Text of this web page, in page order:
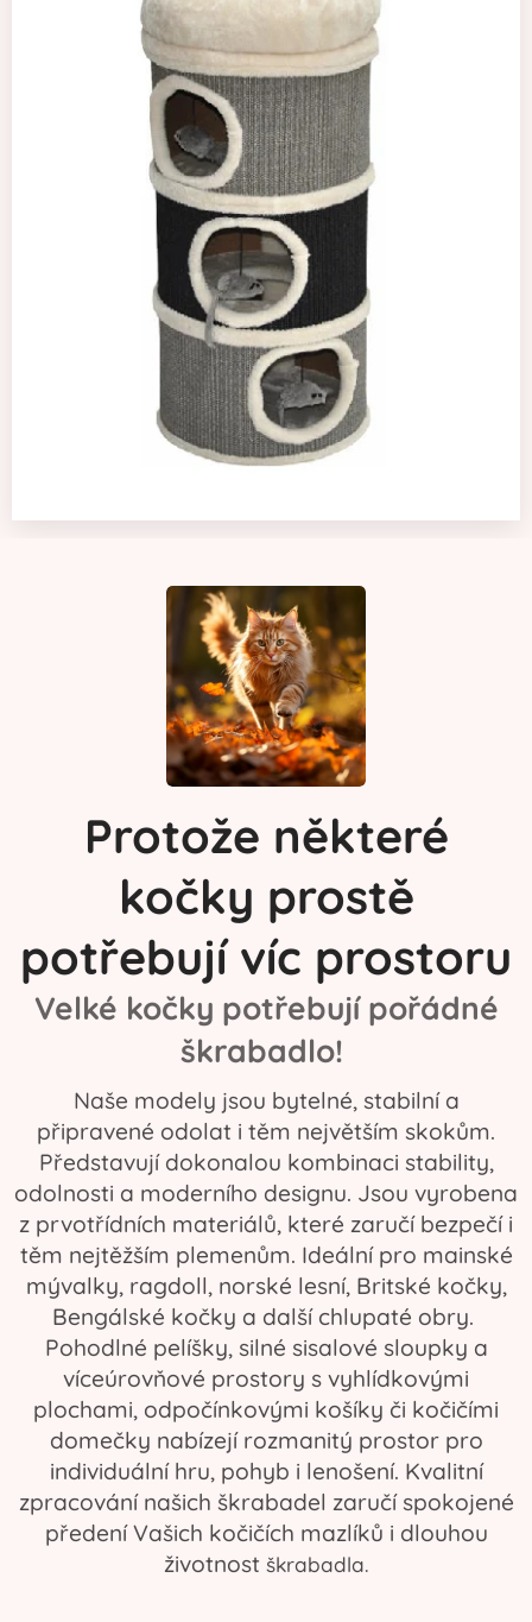
Protože některé
kočky prostě
potřebují víc prostoru
Velké kočky potřebují pořádné
škrabadlo!
Naše modely jsou bytelné, stabilní a
připravené odolat i těm největším skokům.
Představují dokonalou kombinaci stability,
odolnosti a moderního designu. Jsou vyrobena
z prvotřídních materiálů, které zaručí bezpečí i
těm nejtěžším plemenům. Ideální pro mainské
mývalky, ragdoll, norské lesní, Britské kočky,
Bengálské kočky a další chlupaté obry.
Pohodlné pelíšky, silné sisalové sloupky a
víceúrovňové prostory s vyhlídkovými
plochami, odpočínkovými košíky či kočičími
domečky nabízejí rozmanitý prostor pro
individuální hru, pohyb i lenošení. Kvalitní
zpracování našich škrabadel zaručí spokojené
předení Vašich kočičích mazlíků i dlouhou
životnost škrabadla.